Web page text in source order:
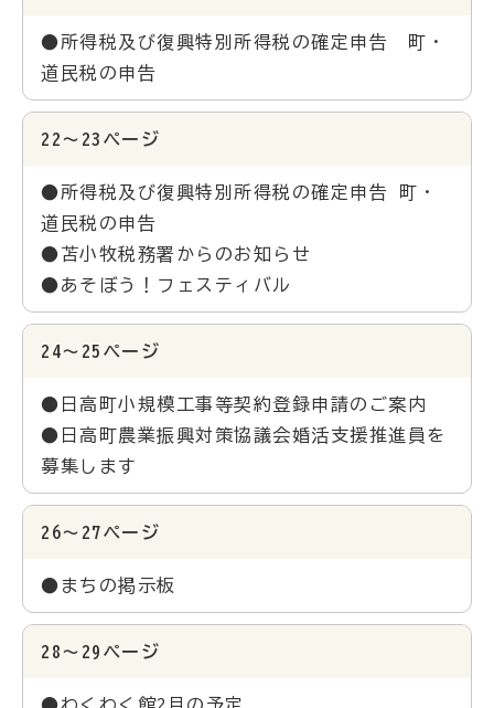
●所得税及び復興特別所得税の確定申告 町・
道民税の申告
22～23ページ
●所得税及び復興特別所得税の確定申告 町・
道民税の申告
●苫小牧税務署からのお知らせ
●あそぼう！フェスティバル
24～25ページ
●日高町小規模工事等契約登録申請のご案内
●日高町農業振興対策協議会婚活支援推進員を
募集します
26～27ページ
●まちの掲示板
28～29ページ